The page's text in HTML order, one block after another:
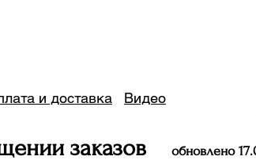
и доставка Видео
заказов обновлено 17